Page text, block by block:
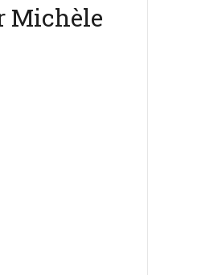
Michèle